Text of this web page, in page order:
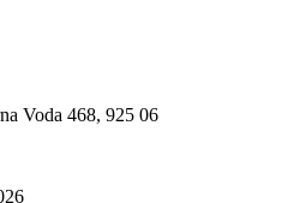
Voda 468, 925 06